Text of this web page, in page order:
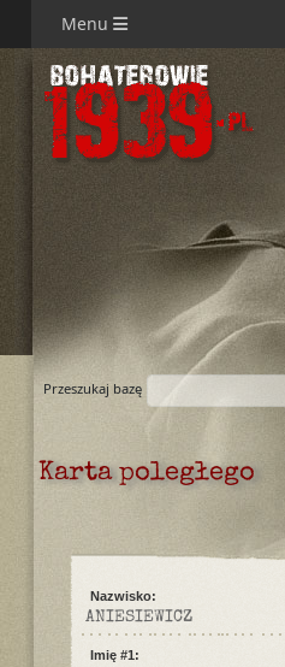
Menu
Przeszukaj bazę
Karta poległego
Nazwisko:
ANIESIEWICZ
Imię #1: